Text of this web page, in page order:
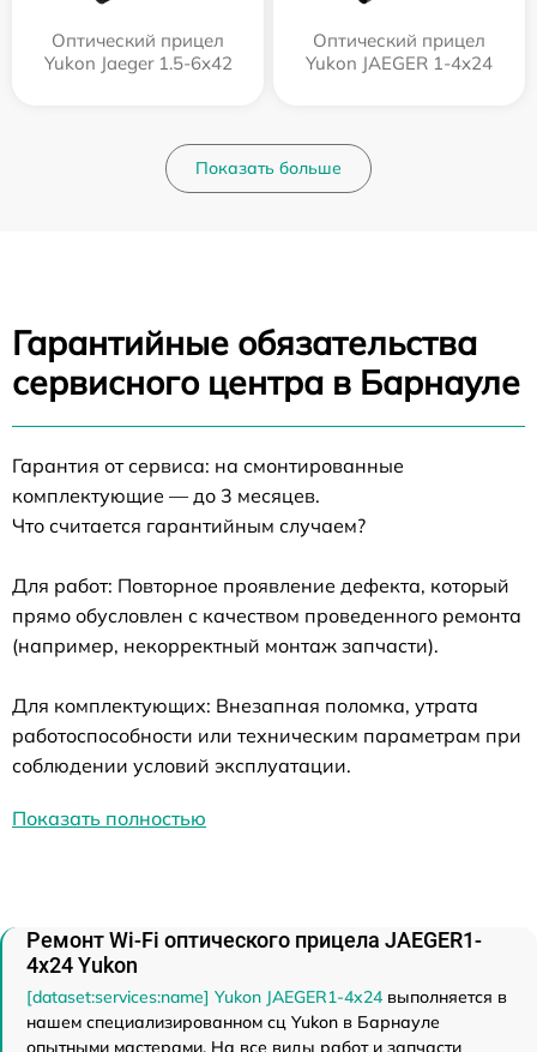
Оптический прицел
Yukon Jaeger 1.5-6x42
Оптический прицел
Yukon JAEGER 1-4x24
Показать больше
Гарантийные обязательства
сервисного центра в Барнауле
Гарантия от сервиса: на смонтированные
комплектующие — до 3 месяцев.
Что считается гарантийным случаем?
Для работ: Повторное проявление дефекта, который
прямо обусловлен с качеством проведенного ремонта
(например, некорректный монтаж запчасти).
Для комплектующих: Внезапная поломка, утрата
работоспособности или техническим параметрам при
соблюдении условий эксплуатации.
Показать полностью
Ремонт Wi-Fi оптического прицела JAEGER1-
4x24 Yukon
[dataset:services:name] Yukon JAEGER1-4x24 выполняется в
нашем специализированном сц Yukon в Барнауле
опытными мастерами. На все виды работ и запчасти